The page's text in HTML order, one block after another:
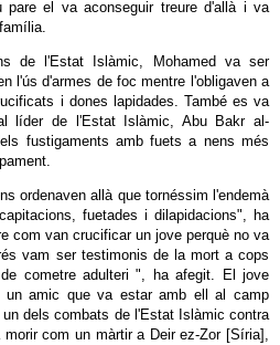
el va aconseguir treure d'allà i va
de l'Estat Islàmic, Mohamed va ser
l'ús d'armes de foc mentre l'obligaven a
i dones lapidades. També es va
líder de l'Estat Islàmic, Abu Bakr al-
fustigaments amb fuets a nens més
ordenaven allà que tornéssim l'endemà
fuetades i dilapidacions", ha
com van crucificar un jove perquè no va
vam ser testimonis de la mort a cops
cometre adulteri ", ha afegit. El jove
un amic que va estar amb ell al camp
dels combats de l'Estat Islàmic contra
com un màrtir a Deir ez-Zor [Síria],